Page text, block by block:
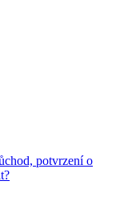
potvrzení o